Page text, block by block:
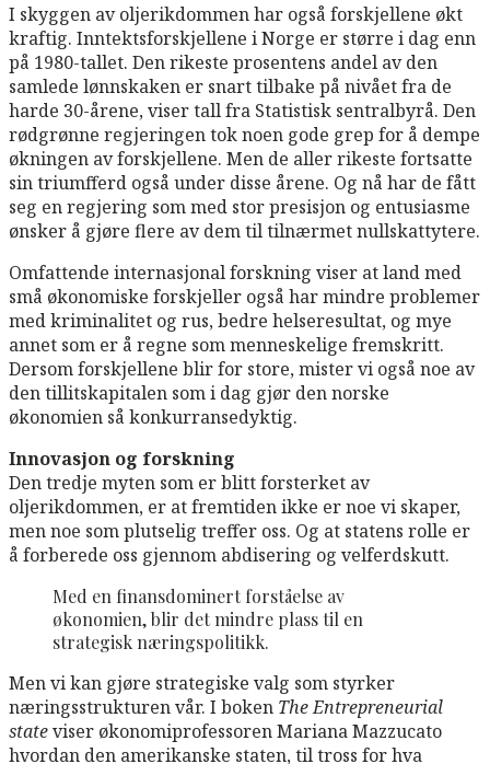
I skyggen av oljerikdommen har også forskjellene økt
kraftig. Inntektsforskjellene i Norge er større i dag enn
på 1980-tallet. Den rikeste prosentens andel av den
samlede lønnskaken er snart tilbake på nivået fra de
harde 30-årene, viser tall fra Statistisk sentralbyrå. Den
rødgrønne regjeringen tok noen gode grep for å dempe
økningen av forskjellene. Men de aller rikeste fortsatte
sin triumfferd også under disse årene. Og nå har de fått
seg en regjering som med stor presisjon og entusiasme
ønsker å gjøre flere av dem til tilnærmet nullskattytere.
Omfattende internasjonal forskning viser at land med
små økonomiske forskjeller også har mindre problemer
med kriminalitet og rus, bedre helseresultat, og mye
annet som er å regne som menneskelige fremskritt.
Dersom forskjellene blir for store, mister vi også noe av
den tillitskapitalen som i dag gjør den norske
økonomien så konkurransedyktig.
Innovasjon og forskning
Den tredje myten som er blitt forsterket av
oljerikdommen, er at fremtiden ikke er noe vi skaper,
men noe som plutselig treffer oss. Og at statens rolle er
å forberede oss gjennom abdisering og velferdskutt.
Med en finansdominert forståelse av
økonomien, blir det mindre plass til en
strategisk næringspolitikk.
Men vi kan gjøre strategiske valg som styrker
næringsstrukturen vår. I boken The Entrepreneurial
stateviser økonomiprofessoren Mariana Mazzucato
hvordan den amerikanske staten, til tross for hva